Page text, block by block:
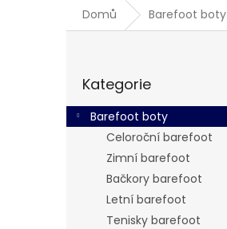
Domů
Barefoot boty
r
a
kategorie
Kategorie
Barefoot boty
Celoroční barefoot
Zimní barefoot
Bačkory barefoot
Letní barefoot
Tenisky barefoot